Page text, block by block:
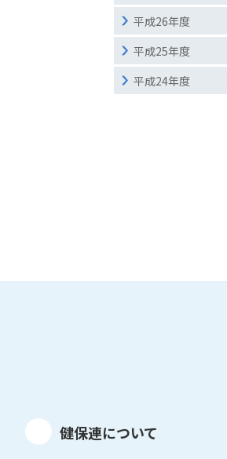
平成26年度
平成25年度
平成24年度
健保連について